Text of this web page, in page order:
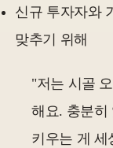
신규 투자자와
맞추기 위해
"저는 시골
해요. 충분히
키우는 게 세